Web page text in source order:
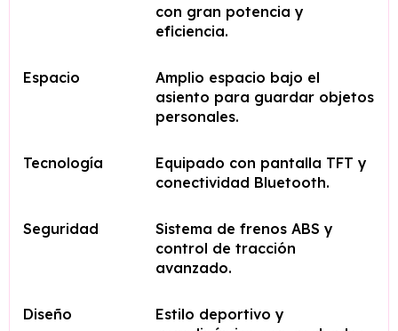
con gran potencia y
eficiencia.
Espacio
Amplio espacio bajo el
asiento para guardar objetos
personales.
Tecnología
Equipado con pantalla TFT y
conectividad Bluetooth.
Seguridad
Sistema de frenos ABS y
control de tracción
avanzado.
Diseño
Estilo deportivo y